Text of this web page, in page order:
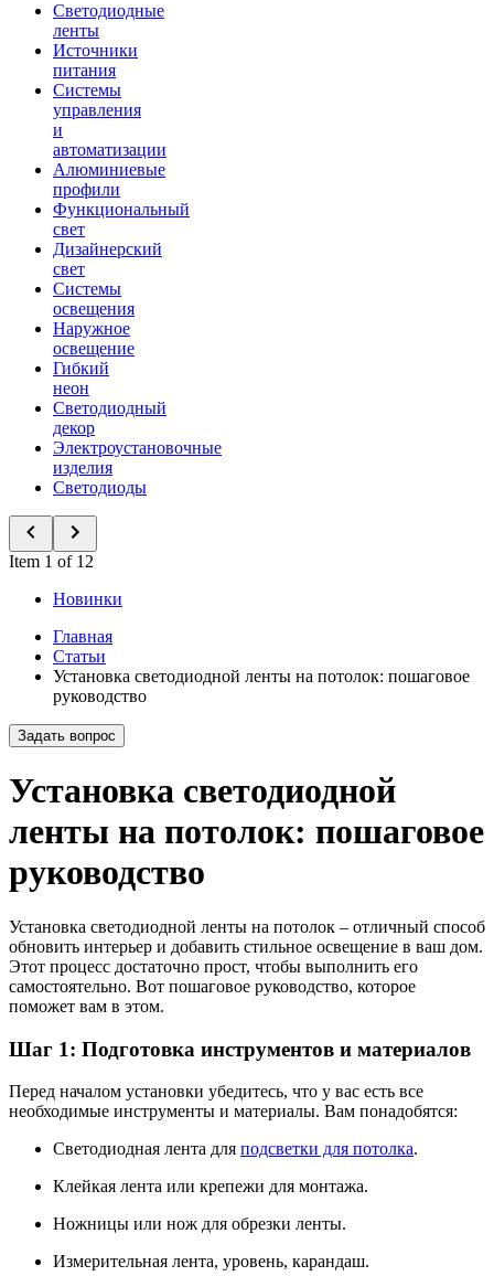
Светодиодные
ленты
Источники
питания
Системы
управления
и
автоматизации
Алюминиевые
профили
Функциональный
свет
Дизайнерский
свет
Системы
освещения
Наружное
освещение
Гибкий
неон
Светодиодный
декор
Электроустановочные
изделия
Светодиоды
Item 1 of 12
Новинки
Главная
Статьи
Установка светодиодной ленты на потолок: пошаговое
руководство
Задать вопрос
Установка светодиодной
ленты на потолок: пошаговое
руководство
Установка светодиодной ленты на потолок – отличный способ
обновить интерьер и добавить стильное освещение в ваш дом.
Этот процесс достаточно прост, чтобы выполнить его
самостоятельно. Вот пошаговое руководство, которое
поможет вам в этом.
Шаг 1: Подготовка инструментов и материалов
Перед началом установки убедитесь, что у вас есть все
необходимые инструменты и материалы. Вам понадобятся:
Светодиодная лента для подсветки для потолка.
Клейкая лента или крепежи для монтажа.
Ножницы или нож для обрезки ленты.
Измерительная лента, уровень, карандаш.